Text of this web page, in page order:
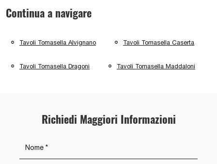
Continua a navigare
Tavoli Tomasella Alvignano Tavoli Tomasella Caserta
Tavoli Tomasella Dragoni Tavoli Tomasella Maddaloni
Richiedi Maggiori Informazioni